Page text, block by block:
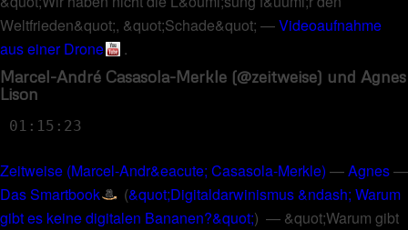
Weltfrieden&quot;, &quot;Schade&quot; —Videoaufnahme
aus einer Drone
.
Marcel-André Casasola-Merkle (@zeitweise) und Agnes
Lison
01:15:23
Zeitweise (Marcel-Andr&eacute; Casasola-Merkle) —Agnes—
Das Smartbook
(&quot;Digitaldarwinismus &ndash; Warum
gibt es keine digitalen Bananen?&quot;) — &quot;Warum gibt